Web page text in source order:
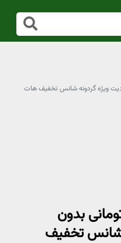
30هزارتومانی بدون
شانس تخفیف